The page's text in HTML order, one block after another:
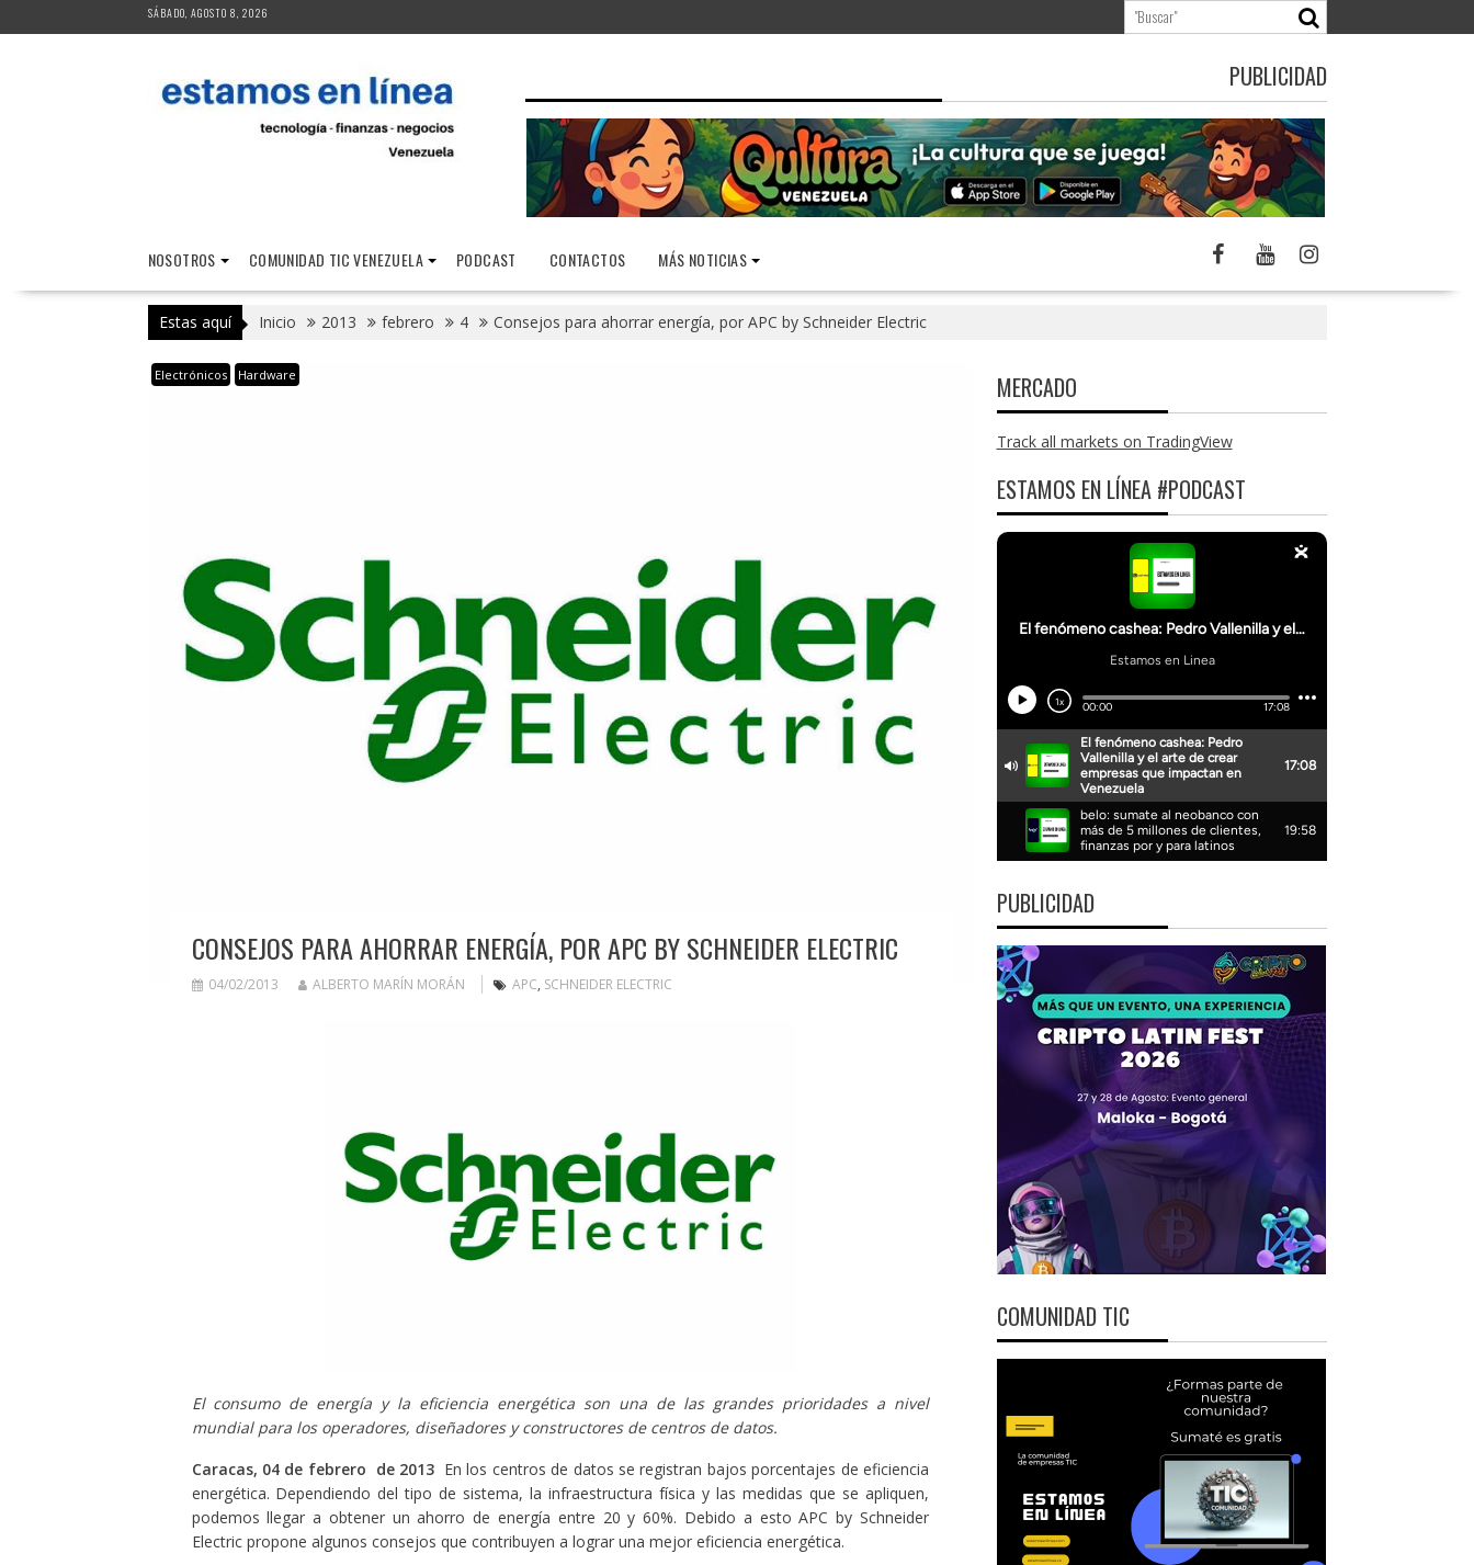
al
SÁBADO, AGOSTO 8, 2026
PUBLICIDAD
NOSOTROS COMUNIDAD TIC VENEZUELA PODCAST CONTACTOS MÁS NOTICIAS
Estas aquí Inicio 2013 febrero 4 Consejos para ahorrar energía, por APC by Schneider Electric
Electrónicos Hardware
CONSEJOS PARA AHORRAR ENERGÍA, POR APC BY SCHNEIDER ELECTRIC
04/02/2013 ALBERTO MARÍN MORÁN APC, SCHNEIDER ELECTRIC
El consumo de energía y la eficiencia energética son una de las grandes prioridades a nivel
mundial para los operadores, diseñadores y constructores de centros de datos.
Caracas, 04 de febrero de 2013 En los centros de datos se registran bajos porcentajes de eficiencia
energética. Dependiendo del tipo de sistema, la infraestructura física y las medidas que se apliquen,
podemos llegar a obtener un ahorro de energía entre 20 y 60%. Debido a esto APC by Schneider
Electric propone algunos consejos que contribuyen a lograr una mejor eficiencia energética.
MERCADO
Track all markets on TradingView
ESTAMOS EN LÍNEA #PODCAST
PUBLICIDAD
COMUNIDAD TIC